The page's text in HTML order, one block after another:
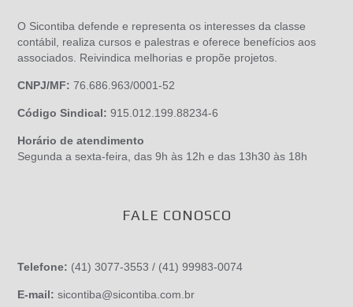
O Sicontiba defende e representa os interesses da classe
contábil, realiza cursos e palestras e oferece benefícios aos
associados. Reivindica melhorias e propõe projetos.
CNPJ/MF: 76.686.963/0001-52
Código Sindical: 915.012.199.88234-6
Horário de atendimento
Segunda a sexta-feira, das 9h às 12h e das 13h30 às 18h
FALE CONOSCO
Telefone: (41) 3077-3553 / (41) 99983-0074
E-mail:sicontiba@sicontiba.com.br